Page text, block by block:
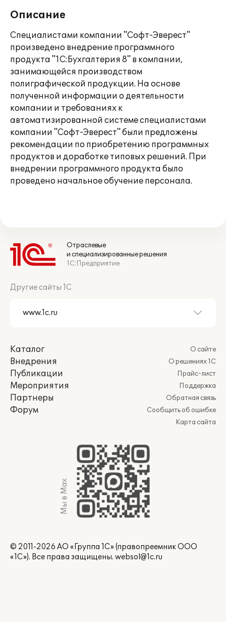
Описание
Специалистами компании "Софт-Эверест"
произведено внедрение программного
продукта "1С:Бухгалтерия 8" в компании,
занимающейся производством
полиграфической продукции. На основе
полученной информации о деятельности
компании и требованиях к
автоматизированной системе специалистами
компании "Софт-Эверест" были предложены
рекомендации по приобретению программных
продуктов и доработке типовых решений. При
внедрении программного продукта было
проведено начальное обучение персонала.
Отраслевые
и специализированные решения
1С:Предприятие
Другие сайты 1С
Каталог
Внедрения
Публикации
Мероприятия
Партнеры
Форум
О сайте
О решениях 1С
Прайс-лист
Поддержка
Обратная связь
Сообщить об ошибке
Карта сайта
Мы в Max
© 2011-2026 АО «Группа 1С» (правопреемник ООО
«1С»). Все права защищены. websol@1c.ru